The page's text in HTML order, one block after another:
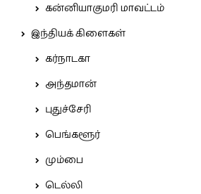
கன்னியாகுமரி மாவட்டம்
இந்தியக் கிளைகள்
கர்நாடகா
அந்தமான்
புதுச்சேரி
பெங்களூர்
மும்பை
டெல்லி